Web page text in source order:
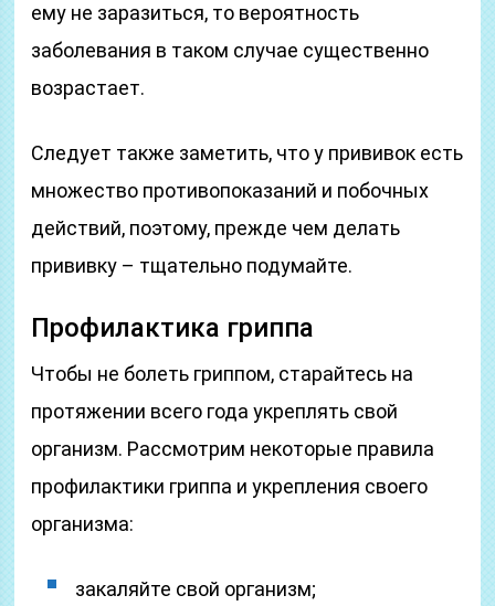
ему не заразиться, то вероятность
заболевания в таком случае существенно
возрастает.
Следует также заметить, что у прививок есть
множество противопоказаний и побочных
действий, поэтому, прежде чем делать
прививку – тщательно подумайте.
Профилактика гриппа
Чтобы не болеть гриппом, старайтесь на
протяжении всего года укреплять свой
организм. Рассмотрим некоторые правила
профилактики гриппа и укрепления своего
организма:
закаляйте свой организм;